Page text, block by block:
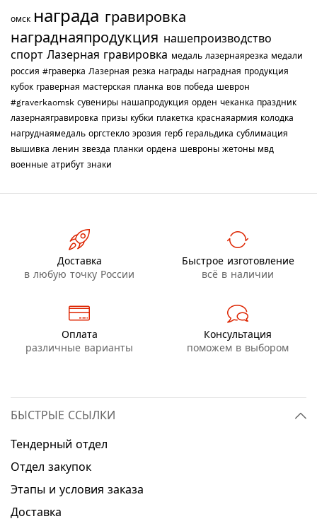
омск награда гравировка
награднаяпродукция нашепроизводство
спорт Лазерная гравировка медаль лазернаярезка медали
россия #граверка Лазерная резка награды наградная продукция
кубок граверная мастерская планка вов победа шеврон
#graverkaomsk сувениры нашапродукция орден чеканка праздник
лазернаягравировка призы кубки плакетка краснаяармия колодка
нагруднаямедаль оргстекло эрозия герб геральдика сублимация
вышивка ленин звезда планки ордена шевроны жетоны мвд
военные атрибут знаки
Доставка
в любую точку России
Быстрое изготовление
всё в наличии
Оплата
различные варианты
Консультация
поможем в выбором
БЫСТРЫЕ ССЫЛКИ
Тендерный отдел
Отдел закупок
Этапы и условия заказа
Доставка